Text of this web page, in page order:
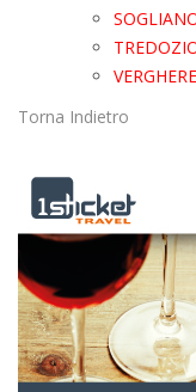
Torna Indietro